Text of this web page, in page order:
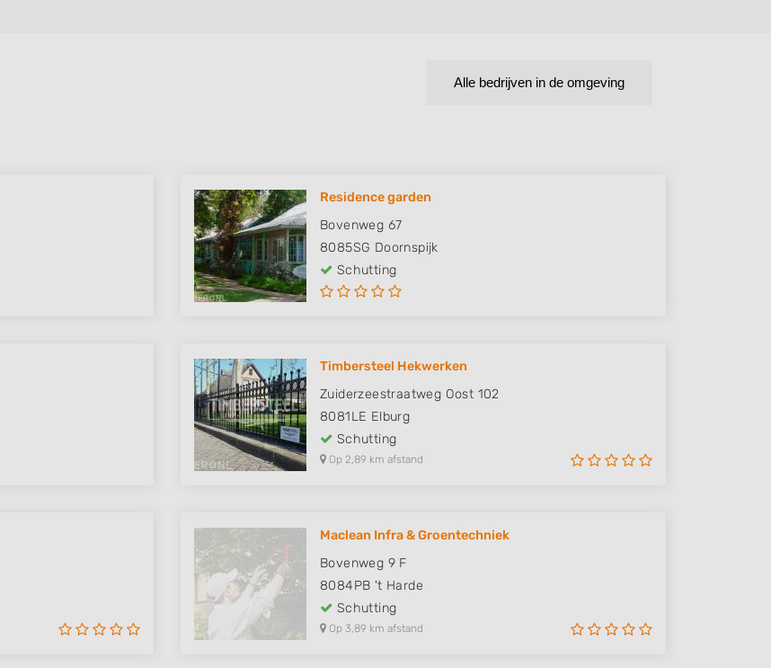
Alle bedrijven in de omgeving
Residence garden
Bovenweg 67
8085SG Doornspijk
Schutting
Timbersteel Hekwerken
Zuiderzeestraatweg Oost 102
8081LE Elburg
Schutting
Op 2,89 km afstand
Maclean Infra & Groentechniek
Bovenweg 9 F
8084PB 't Harde
Schutting
Op 3,89 km afstand